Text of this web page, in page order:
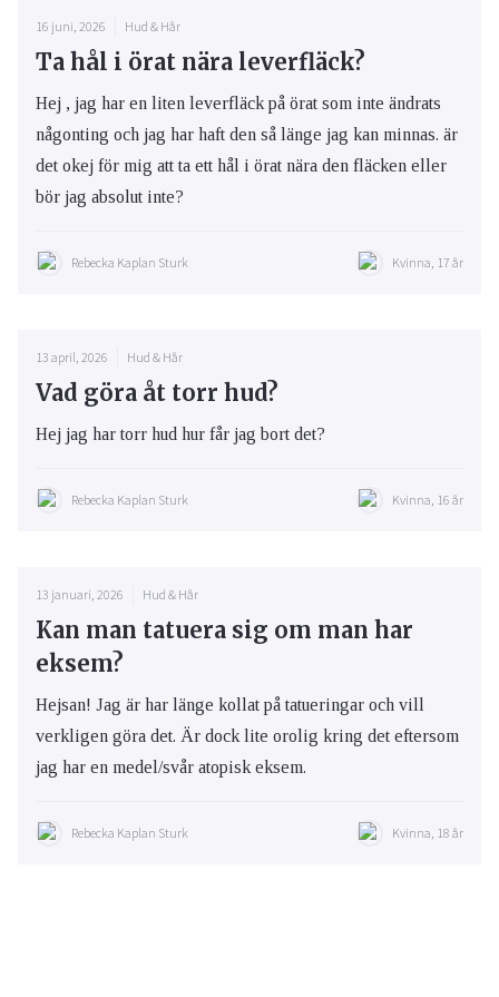
16 juni, 2026 Hud & Hår
Ta hål i örat nära leverfläck?
Hej , jag har en liten leverfläck på örat som inte ändrats
någonting och jag har haft den så länge jag kan minnas. är
det okej för mig att ta ett hål i örat nära den fläcken eller
bör jag absolut inte?
Rebecka Kaplan Sturk Kvinna, 17 år
13 april, 2026 Hud & Hår
Vad göra åt torr hud?
Hej jag har torr hud hur får jag bort det?
Rebecka Kaplan Sturk Kvinna, 16 år
13 januari, 2026 Hud & Hår
Kan man tatuera sig om man har
eksem?
Hejsan! Jag är har länge kollat på tatueringar och vill
verkligen göra det. Är dock lite orolig kring det eftersom
jag har en medel/svår atopisk eksem.
Rebecka Kaplan Sturk Kvinna, 18 år